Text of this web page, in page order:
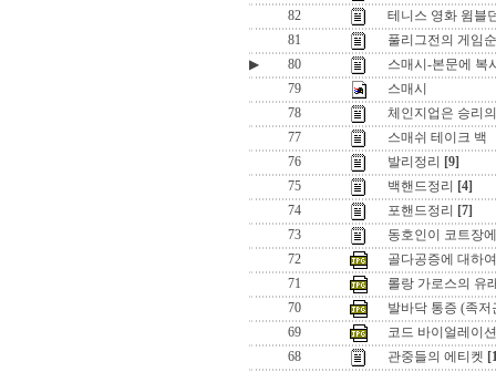
82
테니스 영화 윔블
81
풀리그전의 게임
▶
80
스매시-본문에 복
79
스매시
78
체인지업은 승리
77
스매쉬 테이크 백
76
발리정리
[9]
75
백핸드정리
[4]
74
포핸드정리
[7]
73
동호인이 코트장
72
골다공증에 대하
71
롤랑 가로스의 유
70
발바닥 통증 (족저
69
코드 바이얼레이
68
관중들의 에티켓